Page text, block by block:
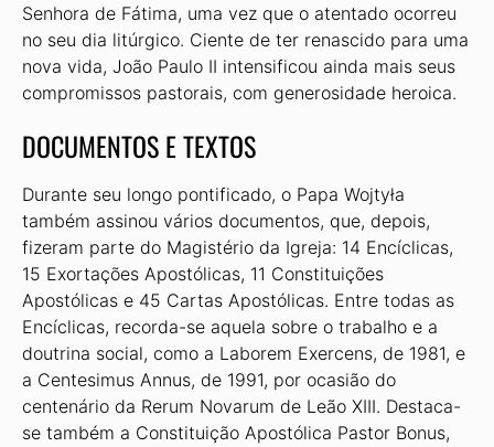
Senhora de Fátima, uma vez que o atentado ocorreu
no seu dia litúrgico. Ciente de ter renascido para uma
nova vida, João Paulo II intensificou ainda mais seus
compromissos pastorais, com generosidade heroica.
DOCUMENTOS E TEXTOS
Durante seu longo pontificado, o Papa Wojtyła
também assinou vários documentos, que, depois,
fizeram parte do Magistério da Igreja: 14 Encíclicas,
15 Exortações Apostólicas, 11 Constituições
Apostólicas e 45 Cartas Apostólicas. Entre todas as
Encíclicas, recorda-se aquela sobre o trabalho e a
doutrina social, como a Laborem Exercens, de 1981, e
a Centesimus Annus, de 1991, por ocasião do
centenário da Rerum Novarum de Leão XIII. Destaca-
se também a Constituição Apostólica Pastor Bonus,